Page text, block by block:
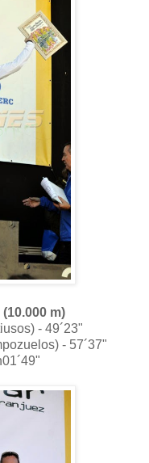
m)
- 49´23"
- 57´37"